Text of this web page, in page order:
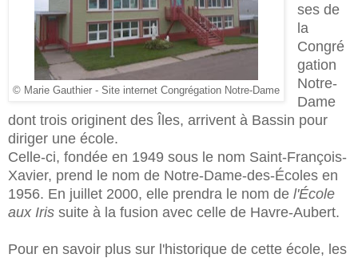
© Marie Gauthier - Site internet Congrégation Notre-Dame
ses de
la
Congré
gation
Notre-
Dame
dont trois originent des Îles, arrivent à Bassin pour
diriger une école.
Celle-ci, fondée en 1949 sous le nom Saint-François-
Xavier, prend le nom de Notre-Dame-des-Écoles en
1956. En juillet 2000, elle prendra le nom de l'École
aux Iris suite à la fusion avec celle de Havre-Aubert.
Pour en savoir plus sur l'historique de cette école, les